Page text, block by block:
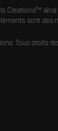
Creations™
sont des
Tous droits